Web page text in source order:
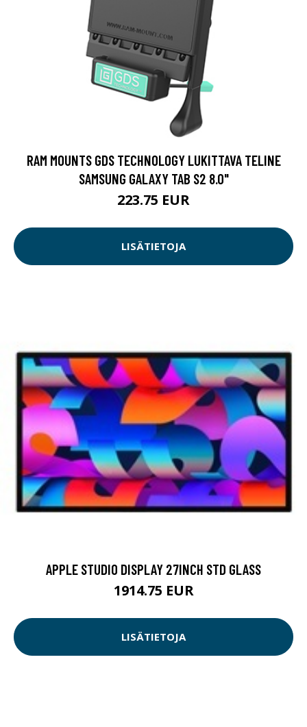
RAM MOUNTS GDS TECHNOLOGY LUKITTAVA TELINE
SAMSUNG GALAXY TAB S2 8.0"
223.75 EUR
LISÄTIETOJA
APPLE STUDIO DISPLAY 27INCH STD GLASS
1914.75 EUR
LISÄTIETOJA